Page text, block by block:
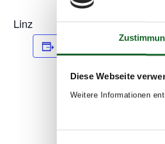
Diese Webseite
Weitere Informationen
Linz